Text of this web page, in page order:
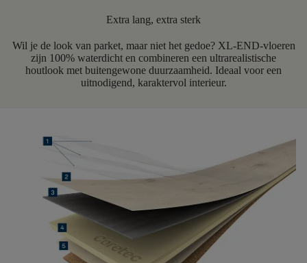
Extra lang, extra sterk
Wil je de look van parket, maar niet het gedoe? XL-END-vloeren
zijn 100% waterdicht en combineren een ultrarealistische
houtlook met buitengewone duurzaamheid. Ideaal voor een
uitnodigend, karaktervol interieur.